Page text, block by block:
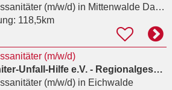
(m/w/d)in Mittenwalde Dahme-Spreewald
118,5km
(m/w/d)
Johanniter-Unfall-Hilfe e.V. - Regionalgeschäftsstelle Berlin
(m/w/d)in Eichwalde